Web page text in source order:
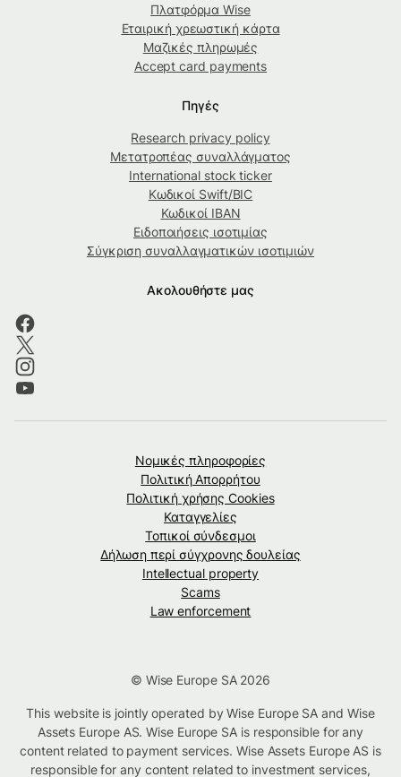
Πλατφόρμα Wise
Εταιρική χρεωστική κάρτα
Μαζικές πληρωμές
Accept card payments
Πηγές
Research privacy policy
Μετατροπέας συναλλάγματος
International stock ticker
Κωδικοί Swift/BIC
Κωδικοί IBAN
Ειδοποιήσεις ισοτιμίας
Σύγκριση συναλλαγματικών ισοτιμιών
Ακολουθήστε μας
Νομικές πληροφορίες
Πολιτική Απορρήτου
Πολιτική χρήσης Cookies
Καταγγελίες
Τοπικοί σύνδεσμοι
Δήλωση περί σύγχρονης δουλείας
Intellectual property
Scams
Law enforcement
© Wise Europe SA 2026
This website is jointly operated by Wise Europe SA and Wise
Assets Europe AS. Wise Europe SA is responsible for any
content related to payment services. Wise Assets Europe AS is
responsible for any content related to investment services,